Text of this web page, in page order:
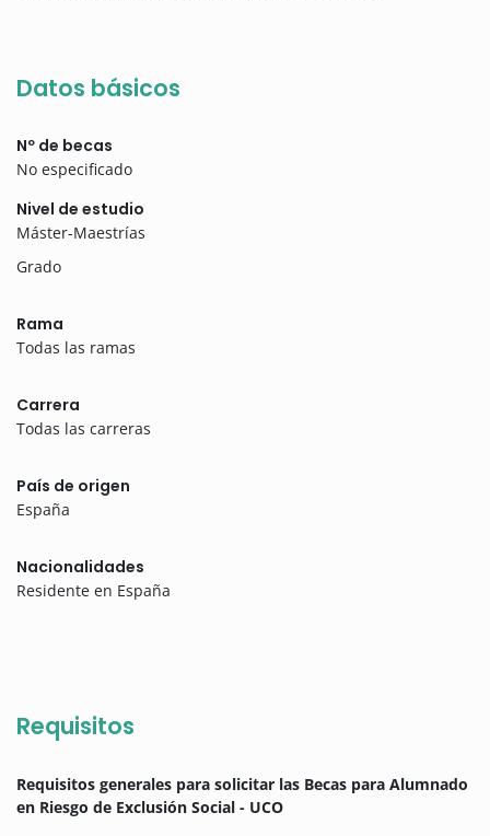
Datos básicos
Nº de becas
No especificado
Nivel de estudio
Máster-Maestrías
Grado
Rama
Todas las ramas
Carrera
Todas las carreras
País de origen
España
Nacionalidades
Residente en España
Requisitos
Requisitos generales para solicitar las Becas para Alumnado
en Riesgo de Exclusión Social - UCO